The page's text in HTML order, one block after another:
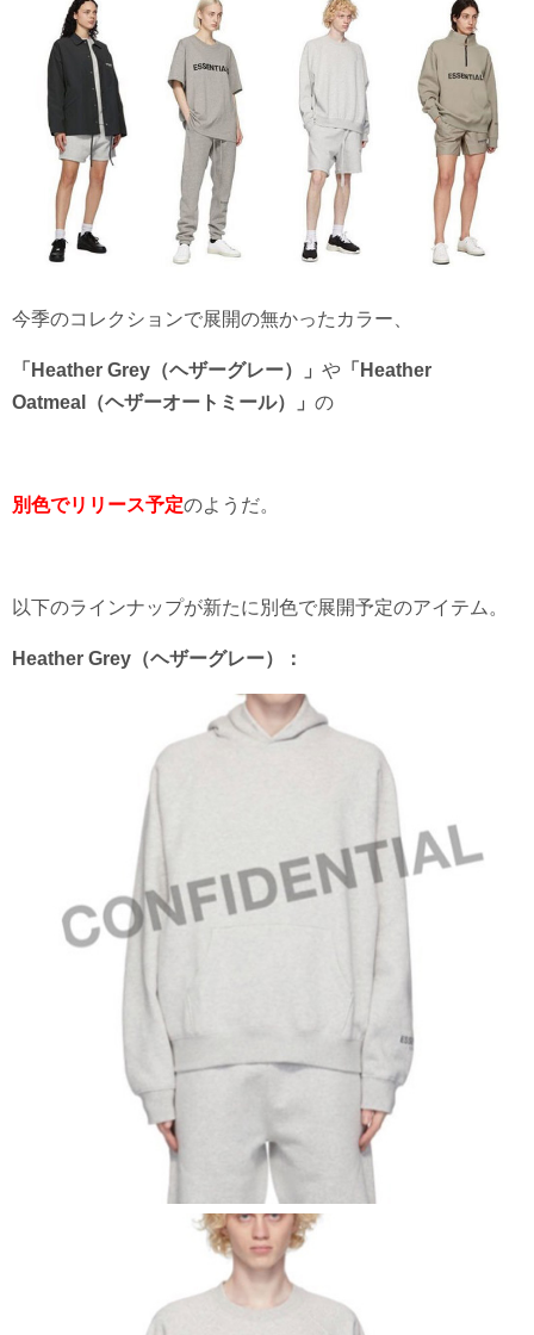
今季のコレクションで展開の無かったカラー、
「Heather Grey（ヘザーグレー）」 や 「Heather
Oatmeal（ヘザーオートミール）」 の
別色でリリース予定のようだ。
以下のラインナップが新たに別色で展開予定のアイテム。
Heather Grey（ヘザーグレー）：